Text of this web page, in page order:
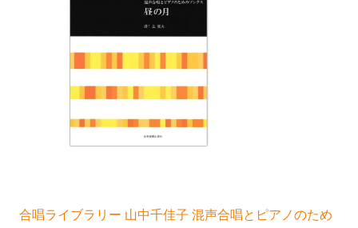
合唱ライブラリー 山中千佳子 混声合唱とピアノのため